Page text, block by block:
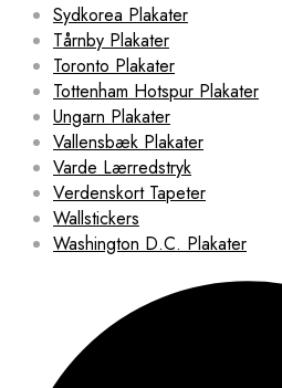
Sydkorea Plakater
Tårnby Plakater
Toronto Plakater
Tottenham Hotspur Plakater
Ungarn Plakater
Vallensbæk Plakater
Varde Lærredstryk
Verdenskort Tapeter
Wallstickers
Washington D.C. Plakater